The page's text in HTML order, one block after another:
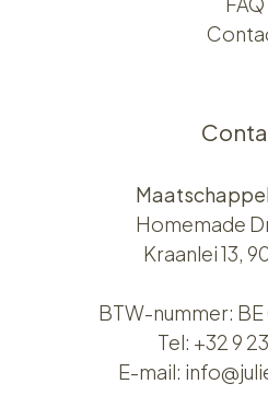
Homemade
Kraanlei 13,
BTW-nummer:
Tel: +32 9
E-mail: